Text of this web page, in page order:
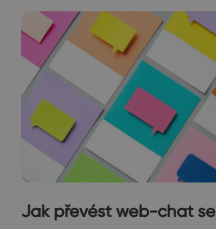
Jak převést web-chat se